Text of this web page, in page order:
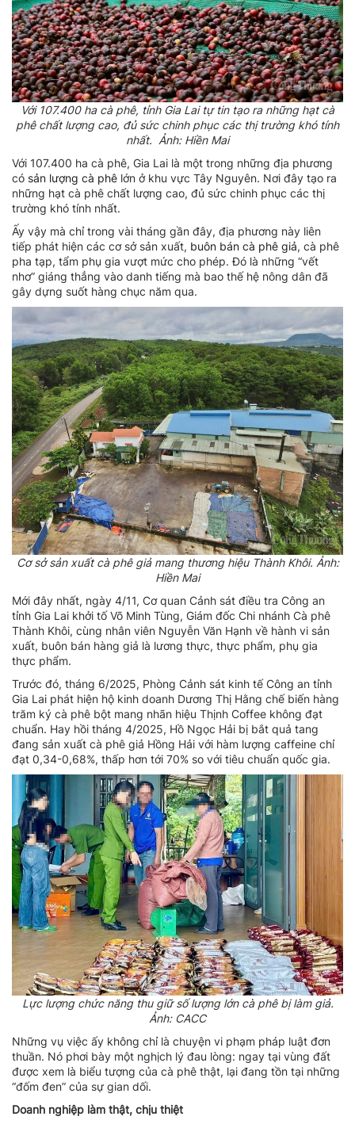
Với 107.400 ha cà phê, tỉnh Gia Lai tự tin tạo ra những hạt cà
phê chất lượng cao, đủ sức chinh phục các thị trường khó tính
nhất. Ảnh: Hiền Mai
Với 107.400 ha cà phê, Gia Lai là một trong những địa phương
có sản lượng cà phê lớn ở khu vực Tây Nguyên. Nơi đây tạo ra
những hạt cà phê chất lượng cao, đủ sức chinh phục các thị
trường khó tính nhất.
Ấy vậy mà chỉ trong vài tháng gần đây, địa phương này liên
tiếp phát hiện các cơ sở sản xuất, buôn bán cà phê giả, cà phê
pha tạp, tẩm phụ gia vượt mức cho phép. Đó là những “vết
nhơ” giáng thẳng vào danh tiếng mà bao thế hệ nông dân đã
gây dựng suốt hàng chục năm qua.
Cơ sở sản xuất cà phê giả mang thương hiệu Thành Khôi. Ảnh:
Hiền Mai
Mới đây nhất, ngày 4/11, Cơ quan Cảnh sát điều tra Công an
tỉnh Gia Lai khởi tố Võ Minh Tùng, Giám đốc Chi nhánh Cà phê
Thành Khôi, cùng nhân viên Nguyễn Văn Hạnh về hành vi sản
xuất, buôn bán hàng giả là lương thực, thực phẩm, phụ gia
thực phẩm.
Trước đó, tháng 6/2025, Phòng Cảnh sát kinh tế Công an tỉnh
Gia Lai phát hiện hộ kinh doanh Dương Thị Hằng chế biến hàng
trăm ký cà phê bột mang nhãn hiệu Thịnh Coffee không đạt
chuẩn. Hay hồi tháng 4/2025, Hồ Ngọc Hải bị bắt quả tang
đang sản xuất cà phê giả Hồng Hải với hàm lượng caffeine chỉ
đạt 0,34-0,68%, thấp hơn tới 70% so với tiêu chuẩn quốc gia.
Lực lượng chức năng thu giữ số lượng lớn cà phê bị làm giả.
Ảnh: CACC
Những vụ việc ấy không chỉ là chuyện vi phạm pháp luật đơn
thuần. Nó phơi bày một nghịch lý đau lòng: ngay tại vùng đất
được xem là biểu tượng của cà phê thật, lại đang tồn tại những
“đốm đen” của sự gian dối.
Doanh nghiệp làm thật, chịu thiệt